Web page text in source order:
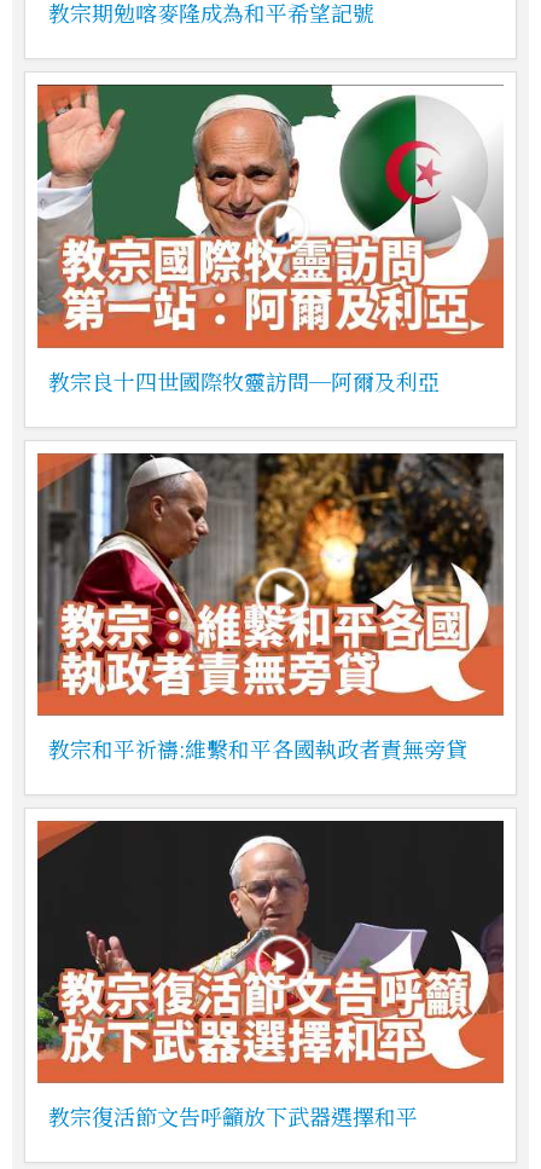
教宗期勉喀麥隆成為和平希望記號
教宗良十四世國際牧靈訪問─阿爾及利亞
教宗和平祈禱:維繫和平各國執政者責無旁貸
教宗復活節文告呼籲放下武器選擇和平